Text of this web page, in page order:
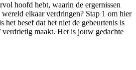
hoofd hebt, waarin de ergernissen
elkaar verdringen? Stap 1 om hier
het besef dat het niet de gebeurtenis is
maakt. Het is jouw gedachte